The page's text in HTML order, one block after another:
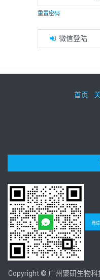
重置密码
微信登陆
首页
微
Copyright © 广州聚研生物